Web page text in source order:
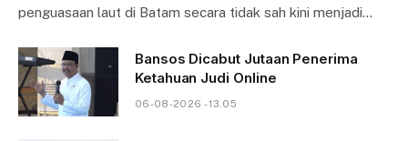
penguasaan laut di Batam secara tidak sah kini menjadi…
Bansos Dicabut Jutaan Penerima
Ketahuan Judi Online
06-08-2026 - 13.05